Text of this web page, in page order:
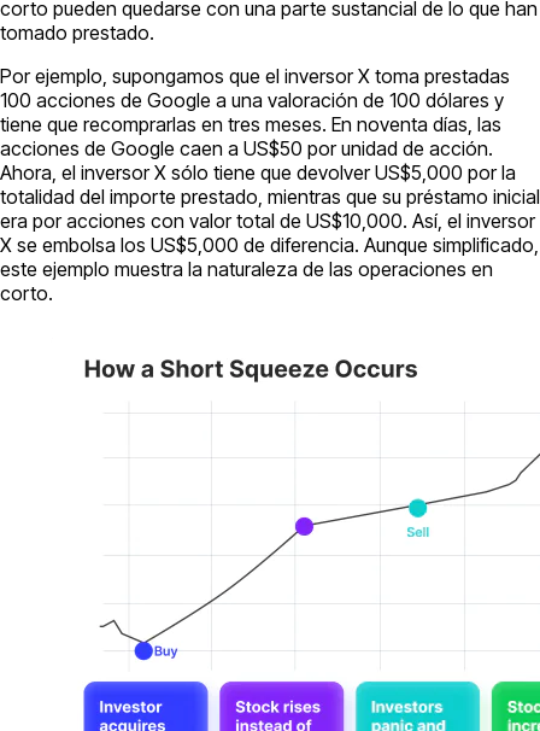
corto pueden quedarse con una parte sustancial de lo que han
tomado prestado.
Por ejemplo, supongamos que el inversor X toma prestadas
100 acciones de Google a una valoración de 100 dólares y
tiene que recomprarlas en tres meses. En noventa días, las
acciones de Google caen a US$50 por unidad de acción.
Ahora, el inversor X sólo tiene que devolver US$5,000 por la
totalidad del importe prestado, mientras que su préstamo inicial
era por acciones con valor total de US$10,000. Así, el inversor
X se embolsa los US$5,000 de diferencia. Aunque simplificado,
este ejemplo muestra la naturaleza de las operaciones en
corto.